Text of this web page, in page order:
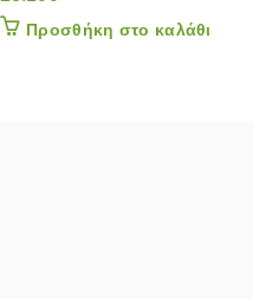
Προσθήκη στο καλάθι